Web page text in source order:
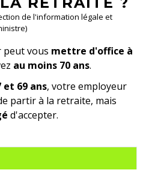
de l'information légale et
peut vous mettre d'office à
au moins 70 ans.
et 69 ans, votre employeur
partir à la retraite, mais
d'accepter.